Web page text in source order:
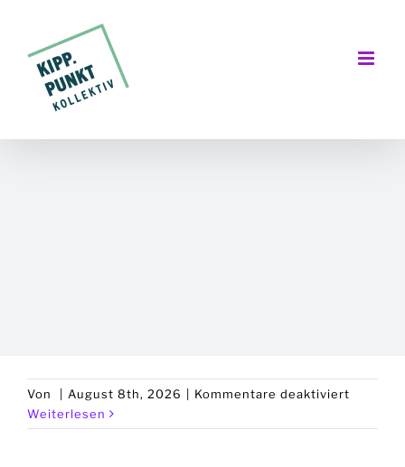
springen
Von August 8th, 2026 Kommentare deaktiviert
Weiterlesen